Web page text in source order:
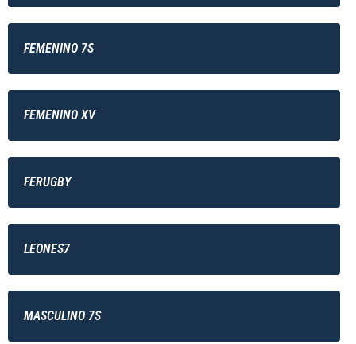
FEMENINO 7S
FEMENINO XV
FERUGBY
LEONES7
MASCULINO 7S